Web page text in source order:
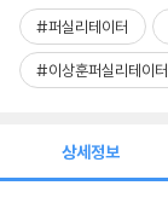
#퍼실리테이터
#이상훈퍼실리테이터
상세정보